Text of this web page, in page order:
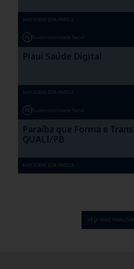
MAIS SOBRE ESTA PRÁTICA
Sustentabilidade Social
Piauí Saúde Digital
MAIS SOBRE ESTA PRÁTICA
Sustentabilidade Social
Paraíba que Forma e
QUALI/PB
MAIS SOBRE ESTA PRÁTICA
VEJA MAIS